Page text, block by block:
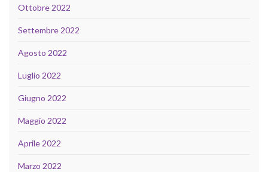
Ottobre 2022
Settembre 2022
Agosto 2022
Luglio 2022
Giugno 2022
Maggio 2022
Aprile 2022
Marzo 2022